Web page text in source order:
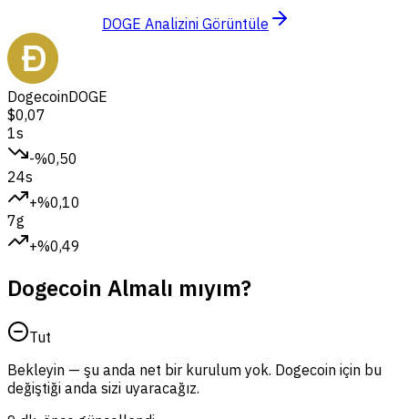
DOGE Analizini Görüntüle
DogecoinDOGE
$0,07
1s
-%0,50
24s
+%0,10
7g
+%0,49
Dogecoin Almalı mıyım?
Tut
Bekleyin — şu anda net bir kurulum yok. Dogecoin için bu
değiştiği anda sizi uyaracağız.